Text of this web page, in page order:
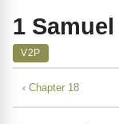
1 Samuel
V2P
‹ Chapter 18